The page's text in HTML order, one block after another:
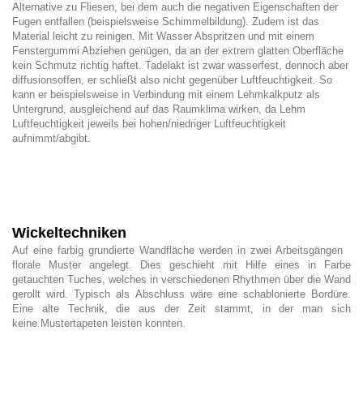
Alternative zu Fliesen, bei dem auch die negativen Eigenschaften der
Fugen entfallen (beispielsweise Schimmelbildung). Zudem ist das
Material leicht zu reinigen. Mit Wasser Abspritzen und mit einem
Fenstergummi Abziehen genügen, da an der extrem glatten Oberfläche
kein Schmutz richtig haftet. Tadelakt ist zwar wasserfest, dennoch aber
diffusionsoffen, er schließt also nicht gegenüber Luftfeuchtigkeit. So
kann er beispielsweise in Verbindung mit einem Lehmkalkputz als
Untergrund, ausgleichend auf das Raumklima wirken, da Lehm
Luftfeuchtigkeit jeweils bei hohen/niedriger Luftfeuchtigkeit
aufnimmt/abgibt.
Wickeltechniken
Auf eine farbig grundierte Wandfläche werden in zwei Arbeitsgängen
florale Muster angelegt. Dies geschieht mit Hilfe eines in Farbe
getauchten Tuches, welches in verschiedenen Rhythmen über die Wand
gerollt wird. Typisch als Abschluss wäre eine schablonierte Bordüre.
Eine alte Technik, die aus der Zeit stammt, in der man sich
keine Mustertapeten leisten konnten.